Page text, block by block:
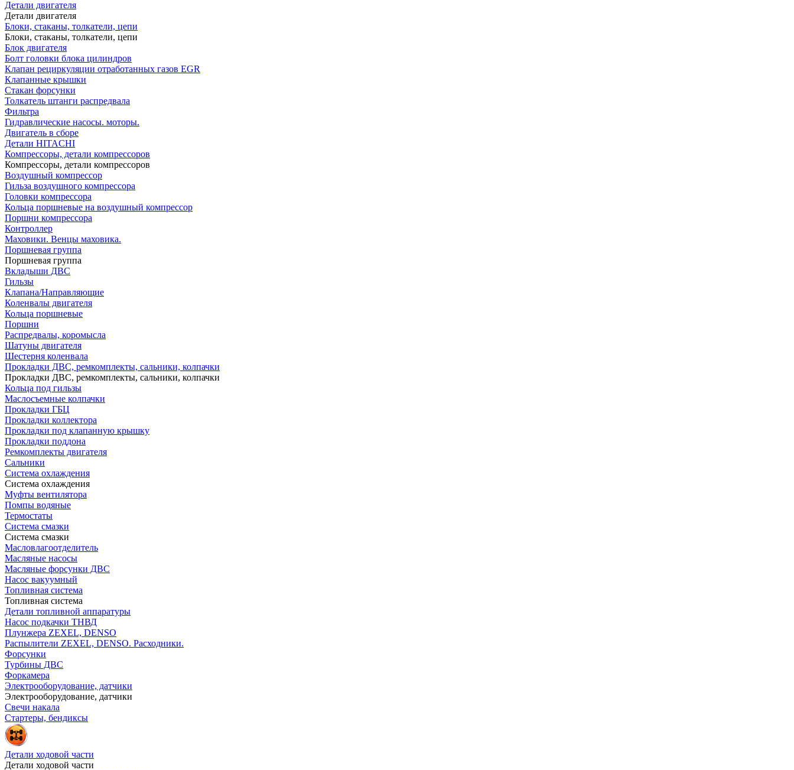
Детали двигателя
Детали двигателя
Блоки, стаканы, толкатели, цепи
Блоки, стаканы, толкатели, цепи
Блок двигателя
Болт головки блока цилиндров
Клапан рециркуляции отработанных газов EGR
Клапанные крышки
Стакан форсунки
Толкатель штанги распредвала
Фильтра
Гидравлические насосы. моторы.
Двигатель в сборе
Детали HITACHI
Компрессоры, детали компрессоров
Компрессоры, детали компрессоров
Воздушный компрессор
Гильза воздушного компрессора
Головки компрессора
Кольца поршневые на воздушный компрессор
Поршни компрессора
Контроллер
Маховики. Венцы маховика.
Поршневая группа
Поршневая группа
Вкладыши ДВС
Гильзы
Клапана/Направляющие
Коленвалы двигателя
Кольца поршневые
Поршни
Распредвалы, коромысла
Шатуны двигателя
Шестерня коленвала
Прокладки ДВС, ремкомплекты, сальники, колпачки
Прокладки ДВС, ремкомплекты, сальники, колпачки
Кольца под гильзы
Маслосъемные колпачки
Прокладки ГБЦ
Прокладки коллектора
Прокладки под клапанную крышку
Прокладки поддона
Ремкомплекты двигателя
Сальники
Система охлаждения
Система охлаждения
Муфты вентилятора
Помпы водяные
Термостаты
Система смазки
Система смазки
Масловлагоотделитель
Масляные насосы
Масляные форсунки ДВС
Насос вакуумный
Топливная система
Топливная система
Детали топливной аппаратуры
Насос подкачки ТНВД
Плунжера ZEXEL, DENSO
Распылители ZEXEL, DENSO. Расходники.
Форсунки
Турбины ДВС
Форкамера
Электрооборудование, датчики
Электрооборудование, датчики
Свечи накала
Стартеры, бендиксы
Детали ходовой части
Детали ходовой части